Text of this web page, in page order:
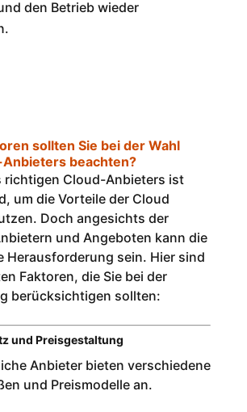
den Betrieb wieder
sollten Sie bei der Wahl
beachten?
richtigen Cloud-Anbieters ist
um die Vorteile der Cloud
Doch angesichts der
und Angeboten kann die
Herausforderung sein. Hier sind
Faktoren, die Sie bei der
berücksichtigen sollten:
und Preisgestaltung
Anbieter bieten verschiedene
und Preismodelle an.